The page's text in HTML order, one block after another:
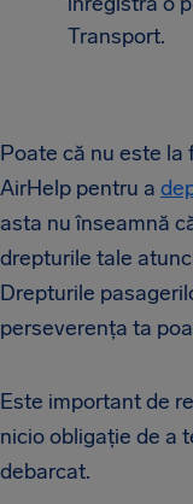
Transport.
Poate că nu este la
AirHelp pentru a
asta nu înseamnă
drepturile tale
Drepturile
perseverența ta
Este important de
nicio obligație de a
debarcat.